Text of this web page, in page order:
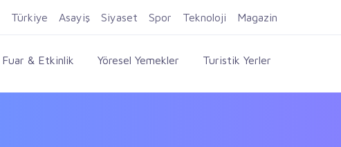
Firma Ekle Kayıt Ol Giriş Yap
Fuar & Etkinlik Yöresel Yemekler Turistik Yerler
Türkiye Asayiş Siyaset Spor Teknoloji Magazin